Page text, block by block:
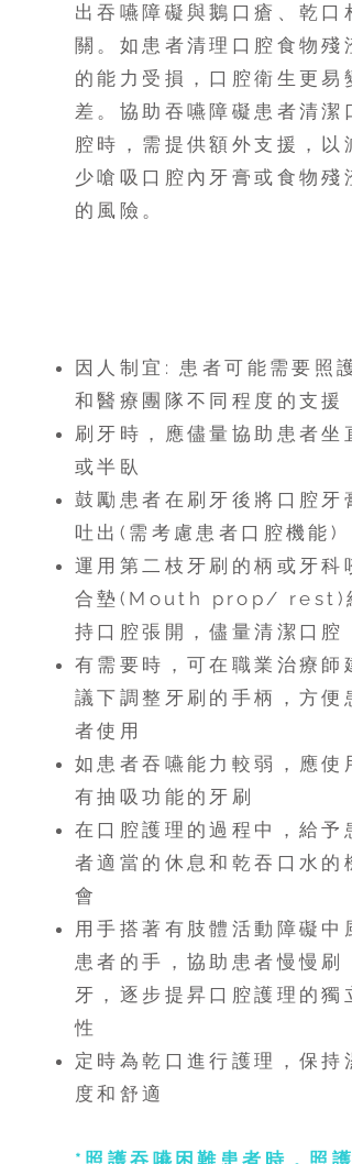
出吞嚥障礙與鵝口瘡、乾口
關。如患者清理口腔食物殘
的能力受損，口腔衛生更易
差。協助吞嚥障礙患者清潔
腔時，需提供額外支援，以
少嗆吸口腔內牙膏或食物殘
的風險。
因人制宜: 患者可能需要照
和醫療團隊不同程度的支援
刷牙時，應儘量協助患者坐
或半臥
鼓勵患者在刷牙後將口腔牙
吐出(需考慮患者口腔機能)
運用第二枝牙刷的柄或牙科
合墊(Mouth prop/ rest)
持口腔張開，儘量清潔口腔
有需要時，可在職業治療師
議下調整牙刷的手柄，方便
者使用
如患者吞嚥能力較弱，應使
有抽吸功能的牙刷
在口腔護理的過程中，給予
者適當的休息和乾吞口水的
會
用手搭著有肢體活動障礙中
患者的手，協助患者慢慢刷
牙，逐步提昇口腔護理的獨
性
定時為乾口進行護理，保持
度和舒適
*照護吞嚥困難患者時，照護